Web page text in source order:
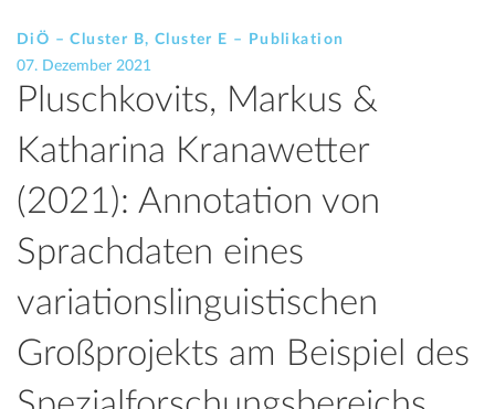
DiÖ – Cluster B, Cluster E – Publikation
07. Dezember 2021
Pluschkovits, Markus &
Katharina Kranawetter
(2021): Annotation von
Sprachdaten eines
variationslinguistischen
Großprojekts am Beispiel des